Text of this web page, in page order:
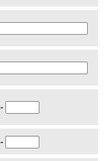
-
-